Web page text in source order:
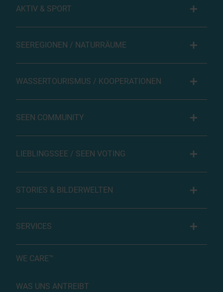
AKTIV & SPORT
SEEREGIONEN / NATURRÄUME
WASSERTOURISMUS / KOOPERATIONEN
SEEN COMMUNITY
LIEBLINGSSEE / SEEN VOTING
STORIES & BILDERWELTEN
SERVICES
WE CARE™
WAS UNS ANTREIBT